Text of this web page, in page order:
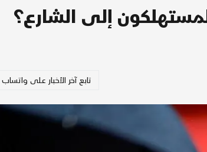
إلى الشارع؟
تابع آخر الأخبار على واتساب